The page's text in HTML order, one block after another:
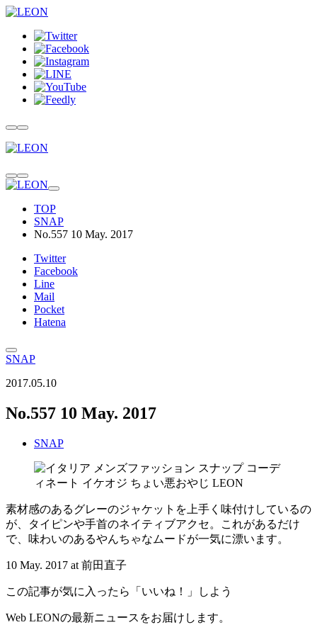
TOP
SNAP
No.557 10 May. 2017
Twitter
Facebook
Line
Mail
Pocket
Hatena
SNAP
2017.05.10
No.557 10 May. 2017
SNAP
素材感のあるグレーのジャケットを上手く味付けしているの
が、タイピンや手首のネイティブアクセ。これがあるだけ
で、味わいのあるやんちゃなムードが一気に漂います。
10 May. 2017 at 前田直子
この記事が気に入ったら「いいね！」しよう
Web LEONの最新ニュースをお届けします。